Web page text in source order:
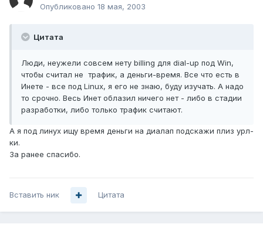
Опубликовано 18 мая, 2003
Цитата
Люди, неужели совсем нету billing для dial-up под Win,
чтобы считал не трафик, а деньги-время. Все что есть в
Инете - все под Linux, я его не знаю, буду изучать. А надо
то срочно. Весь Инет облазил ничего нет - либо в стадии
разработки, либо только трафик считают.
А я под линух ищу время деньги на диалап подскажи плиз урл-
ки.
За ранее спасибо.
Вставить ник Цитата